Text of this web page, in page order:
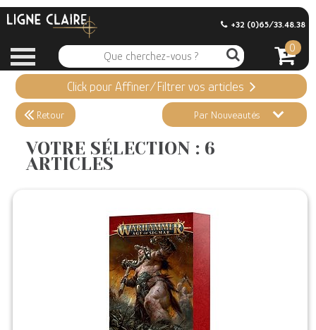
+32 (0)65/33.48.38
0
Appliquer ma Sélection
6 ARTICLES
Effacer vos sélections
Informations
Click pour Affiner/Filtrer vos articles
Retour Par Nouveautés
VOTRE SÉLECTION : 6
ARTICLES